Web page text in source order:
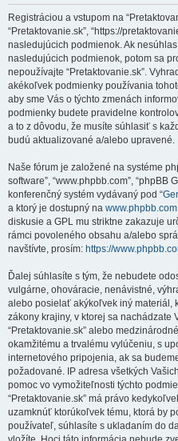
Registráciou a vstupom na
“Pretaktovanie.sk”, “https://
nasledujúcich podmienok. Ak
nasledujúcich podmienok, potom sa
nepoužívajte “Pretaktovanie.sk”.
akékoľvek podmienky používania
aby sme Vás o týchto zmenách
podmienky budete pravidelne
a to z dôvodu, že musíte súhlasiť s
budú aktualizované a/alebo upravené.
Naše fórum je založené na systéme
software”, “www.phpbb.com”, “phpBB
konferenčný systém vydávaný pod “
a ktorý je dostupný na www.phpbb.com
diskusie a GPL mu striktne zakazuje
rámci povoleného obsahu a/alebo
navštívte, prosím: https://
Ďalej súhlasíte s tým, že nebudete
vulgárne, ohováracie, nenávistné,
alebo posielať akýkoľvek iný materiál,
zákony krajiny, v ktorej sa nachádzate
“Pretaktovanie.sk” alebo
okamžitému a trvalému vylúčeniu, s
internetového pripojenia, ak sa
požadované. IP adresa všetkých
pomoc vo vymožiteľnosti týchto
“Pretaktovanie.sk” má právo
uzamknúť ktorúkoľvek tému, ktorá by
používateľ, súhlasíte s ukladaním do